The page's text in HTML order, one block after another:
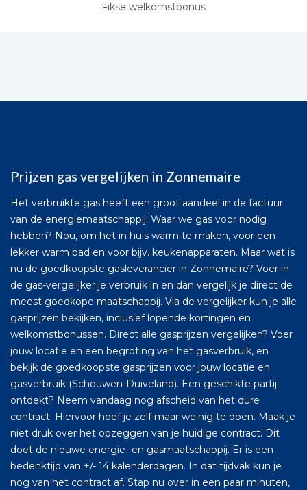
Fikse welkomstbonus
Prijzen gas vergelijken in Zonnemaire
Het verbruikte gas heeft een groot aandeel in de factuur
van de energiemaatschappij. Waar we gas voor nodig
hebben? Nou, om het in huis warm te maken, voor een
lekker warm bad en voor bijv. keukenapparaten. Maar wat is
nu de goedkoopste gasleverancier in Zonnemaire? Voer in
de gas-vergelijker je verbruik in en dan vergelijk je direct de
meest goedkope maatschappij. Via de vergelijker kun je alle
gasprijzen bekijken, inclusief lopende kortingen en
welkomstbonussen. Direct alle gasprijzen vergelijken? Voer
jouw locatie en een begroting van het gasverbruik, en
bekijk de goedkoopste gasprijzen voor jouw locatie en
gasverbruik (Schouwen-Duiveland). Een geschikte partij
ontdekt? Neem vandaag nog afscheid van het dure
contract. Hiervoor hoef je zelf maar weinig te doen. Maak je
niet druk over het opzeggen van je huidige contract. Dit
doet de nieuwe energie- en gasmaatschappij. Er is een
bedenktijd van +/- 14 kalenderdagen. In dat tijdvak kun je
nog van het contract af. Stap nu over in een paar minuten,